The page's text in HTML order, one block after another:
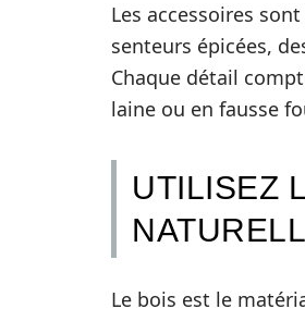
Les accessoires
senteurs épicées,
Chaque détail
laine ou en fausse
UTILISEZ
Le bois est le